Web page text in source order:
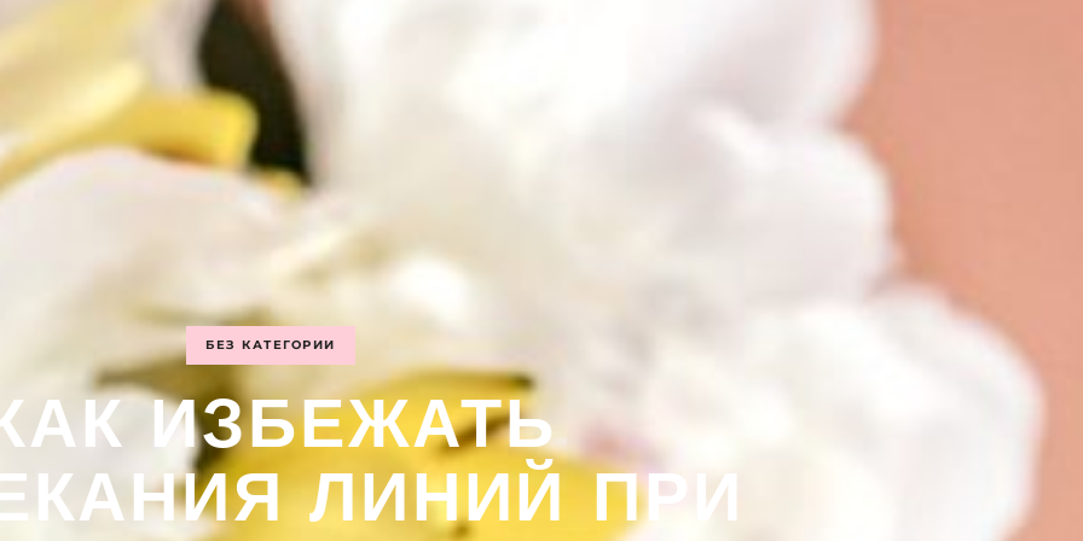
БЕЗ КАТЕГОРИИ
ИЗБЕЖАТЬ
ЛИНИЙ ПРИ